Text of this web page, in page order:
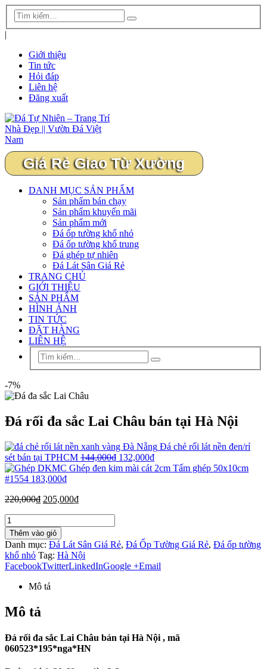
|
Giới thiệu
Tin tức
Hỏi đáp
Liên hệ
Đăng xuất
Giá Rẻ Giao Từ Xưởng
DANH MỤC SẢN PHẨM
Sản phẩm bán chạy
Sản phẩm khuyến mãi
Sản phẩm mới
Đá ốp tường khổ nhỏ
Đá ốp tường khổ trung
Đá ghép tự nhiên
Đá Lát Sân Giá Rẻ
TRANG CHỦ
GIỚI THIỆU
SẢN PHẨM
HÌNH ẢNH
TIN TỨC
ĐẶT HÀNG
LIÊN HỆ
-7%
Đá rối đa sắc Lai Châu bán tại Hà Nội
Đá chẻ rối lát nền đen/rỉ
sét bán tại TPHCM 144,000₫ 132,000₫
Ghép đen kim mài cát 2cm Tấm ghép 50x10cm
#1554 183,000₫
220,000₫ 205,000₫
Thêm vào giỏ
Danh mục: Đá Lát Sân Giá Rẻ, Đá Ốp Tường Giá Rẻ, Đá ốp tường
khổ nhỏ Tag: Hà Nội
FacebookTwitterLinkedInGoogle +Email
Mô tả
Mô tả
Đá rối đa sắc Lai Châu bán tại Hà Nội , mã
060523*195*nga*HN